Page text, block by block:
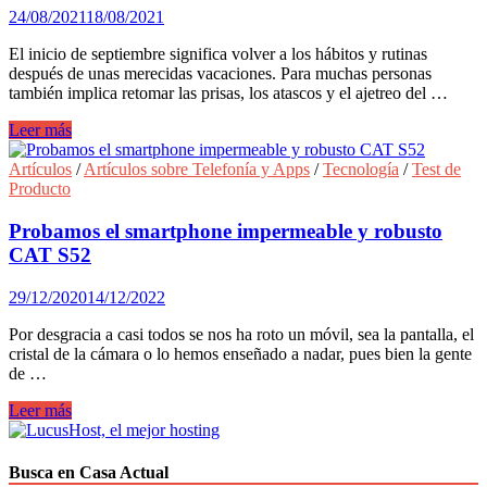
la
rutina
24/08/202118/08/2021
El inicio de septiembre significa volver a los hábitos y rutinas
después de unas merecidas vacaciones. Para muchas personas
también implica retomar las prisas, los atascos y el ajetreo del …
Vuelta
a
la
rutina:
para
volver
al
de
forma
segura
Leer más
Artículos /Artículos sobre Telefonía y Apps /Tecnología /Test de
Producto
Probamos el smartphone impermeable y robusto
CAT S52
29/12/202014/12/2022
Por desgracia a casi todos se nos ha roto un móvil, sea la pantalla, el
cristal de la cámara o lo hemos enseñado a nadar, pues bien la gente
de …
Probamos
el
impermeable
Leer más
Busca en Casa Actual